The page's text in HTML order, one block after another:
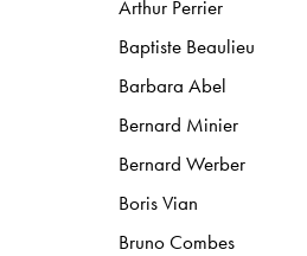
Arthur Perrier
Baptiste Beaulieu
Barbara Abel
Bernard Minier
Bernard Werber
Boris Vian
Bruno Combes